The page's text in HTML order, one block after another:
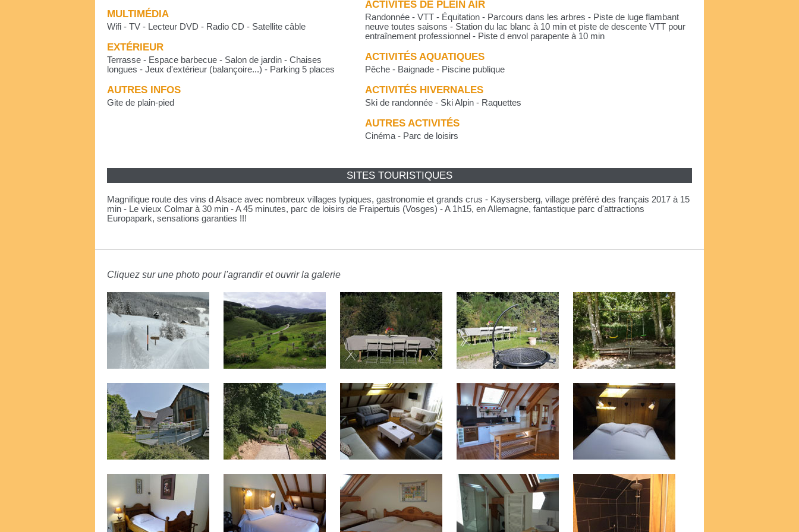
MULTIMÉDIA
Wifi - TV - Lecteur DVD - Radio CD - Satellite câble
EXTÉRIEUR
Terrasse - Espace barbecue - Salon de jardin - Chaises
longues - Jeux d'extérieur (balançoire...) - Parking 5 places
AUTRES INFOS
Gite de plain-pied
ACTIVITÉS DE PLEIN AIR
Randonnée - VTT - Équitation - Parcours dans les arbres - Piste de luge flambant
neuve toutes saisons - Station du lac blanc à 10 min et piste de descente VTT pour
entraînement professionnel - Piste d envol parapente à 10 min
ACTIVITÉS AQUATIQUES
Pêche - Baignade - Piscine publique
ACTIVITÉS HIVERNALES
Ski de randonnée - Ski Alpin - Raquettes
AUTRES ACTIVITÉS
Cinéma - Parc de loisirs
SITES TOURISTIQUES
Magnifique route des vins d Alsace avec nombreux villages typiques, gastronomie et grands crus - Kaysersberg, village préféré des français 2017 à 15
min - Le vieux Colmar à 30 min - A 45 minutes, parc de loisirs de Fraipertuis (Vosges) - A 1h15, en Allemagne, fantastique parc d'attractions
Europapark, sensations garanties !!!
Cliquez sur une photo pour l'agrandir et ouvrir la galerie